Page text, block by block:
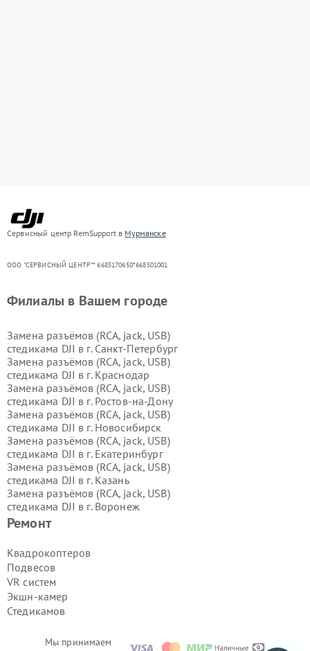
Сервисный центр RemSupport в Мурманске
ООО "СЕРВИСНЫЙ ЦЕНТР"* 6685170650*668501001
Мы принимаем
Ремонт
Квадрокоптеров
Подвесов
VR систем
Экшн-камер
Стедикамов
Филиалы в Вашем городе
Замена разъёмов (RCA, jack, USB)
стедикама DJI в г. Санкт-Петербург
Замена разъёмов (RCA, jack, USB)
стедикама DJI в г. Краснодар
Замена разъёмов (RCA, jack, USB)
стедикама DJI в г. Ростов-на-Дону
Замена разъёмов (RCA, jack, USB)
стедикама DJI в г. Новосибирск
Замена разъёмов (RCA, jack, USB)
стедикама DJI в г. Екатеринбург
Замена разъёмов (RCA, jack, USB)
стедикама DJI в г. Казань
Замена разъёмов (RCA, jack, USB)
стедикама DJI в г. Воронеж
Замена разъёмов (RCA, jack, USB)
Замена разъёмов (RCA, jack, USB)
стедикама DJI в г.
Замена разъёмов (RCA, jack, USB)
стедикама DJI в г.
Замена разъёмов (RCA, jack, USB)
стедикама DJI в г.
стедикама DJI в г.Ижевск